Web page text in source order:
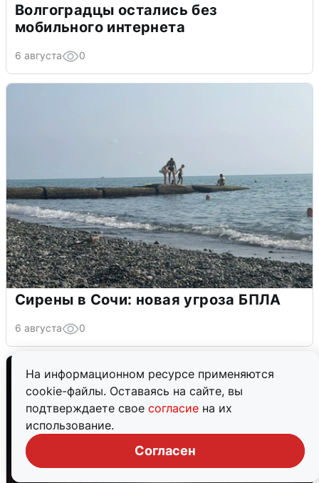
На информационном ресурсе применяются
cookie-файлы. Оставаясь на сайте, вы
подтверждаете свое согласие на их
использование.
Согласен
Волгоградцы остались без
мобильного интернета
6 августа 0
Сирены в Сочи: новая угроза БПЛА
6 августа 0